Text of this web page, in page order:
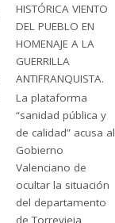
HISTÓRICA VIENTO
DEL PUEBLO EN
HOMENAJE A LA
GUERRILLA
ANTIFRANQUISTA.
La plataforma
“sanidad pública y
de calidad” acusa al
Gobierno
Valenciano de
ocultar la situación
del departamento
de Torrevieja